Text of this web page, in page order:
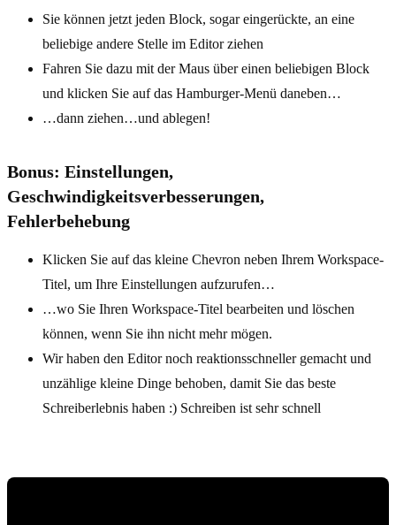
Sie können jetzt jeden Block, sogar eingerückte, an eine
beliebige andere Stelle im Editor ziehen
Fahren Sie dazu mit der Maus über einen beliebigen Block
und klicken Sie auf das Hamburger-Menü daneben…
…dann ziehen…und ablegen!
Bonus: Einstellungen,
Geschwindigkeitsverbesserungen,
Fehlerbehebung
Klicken Sie auf das kleine Chevron neben Ihrem Workspace-
Titel, um Ihre Einstellungen aufzurufen…
…wo Sie Ihren Workspace-Titel bearbeiten und löschen
können, wenn Sie ihn nicht mehr mögen.
Wir haben den Editor noch reaktionsschneller gemacht und
unzählige kleine Dinge behoben, damit Sie das beste
Schreiberlebnis haben :) Schreiben ist sehr schnell